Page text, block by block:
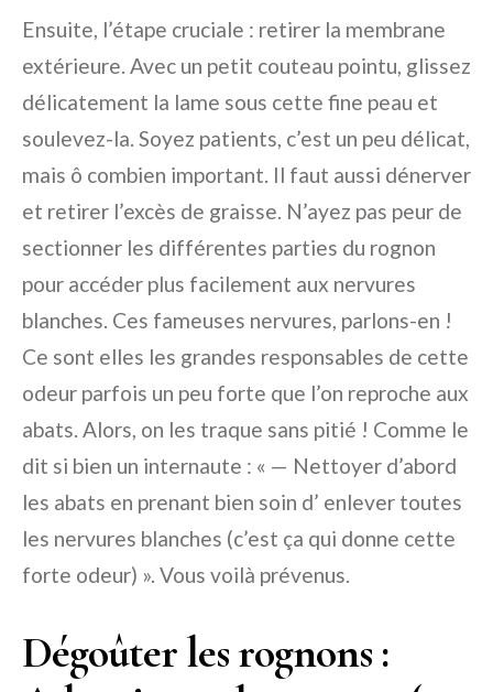
Ensuite, l’étape cruciale : retirer la membrane
extérieure. Avec un petit couteau pointu, glissez
délicatement la lame sous cette fine peau et
soulevez-la. Soyez patients, c’est un peu délicat,
mais ô combien important. Il faut aussi dénerver
et retirer l’excès de graisse. N’ayez pas peur de
sectionner les différentes parties du rognon
pour accéder plus facilement aux nervures
blanches. Ces fameuses nervures, parlons-en !
Ce sont elles les grandes responsables de cette
odeur parfois un peu forte que l’on reproche aux
abats. Alors, on les traque sans pitié ! Comme le
dit si bien un internaute : « — Nettoyer d’abord
les abats en prenant bien soin d’ enlever toutes
les nervures blanches (c’est ça qui donne cette
forte odeur) ». Vous voilà prévenus.
Dégoûter les rognons :